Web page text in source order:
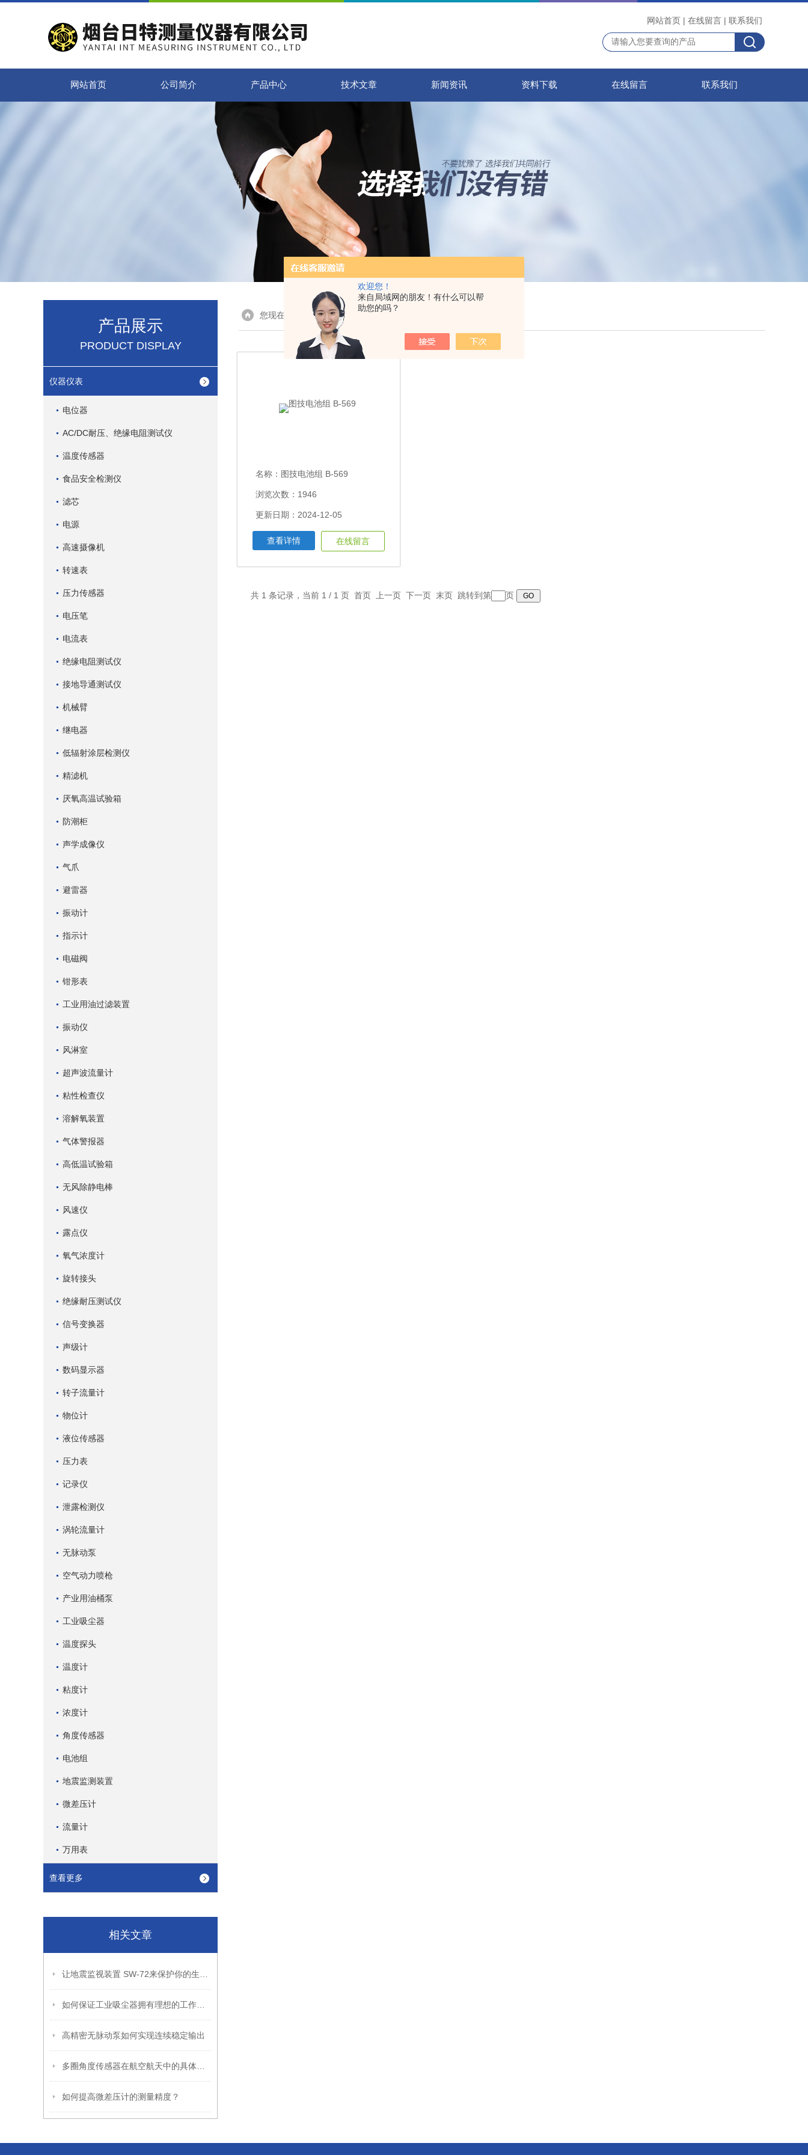
欢迎您！
来自局域网的朋友！有什么可以帮
助您的吗？
网站首页 | 在线留言 | 联系我们
网站首页 公司简介 产品中心 技术文章 新闻资讯 资料下载 在线留言 联系我们
产品展示
PRODUCT DISPLAY
仪器仪表
电位器
AC/DC耐压、绝缘电阻测试仪
温度传感器
食品安全检测仪
滤芯
电源
高速摄像机
转速表
压力传感器
电压笔
电流表
绝缘电阻测试仪
接地导通测试仪
机械臂
继电器
低辐射涂层检测仪
精滤机
厌氧高温试验箱
防潮柜
声学成像仪
气爪
避雷器
振动计
指示计
电磁阀
钳形表
工业用油过滤装置
振动仪
风淋室
超声波流量计
粘性检查仪
溶解氧装置
气体警报器
高低温试验箱
无风除静电棒
风速仪
露点仪
氧气浓度计
旋转接头
绝缘耐压测试仪
信号变换器
声级计
数码显示器
转子流量计
物位计
液位传感器
压力表
记录仪
泄露检测仪
涡轮流量计
无脉动泵
空气动力喷枪
产业用油桶泵
工业吸尘器
温度探头
温度计
粘度计
浓度计
角度传感器
电池组
地震监测装置
微差压计
流量计
万用表
查看更多
相关文章
高精密无脉动泵如何实现连续稳定输出
如何提高微差压计的测量精度？
您现在的位置：首页> 产品展示 > 仪器仪表
名称： 图技电池组 B-569
浏览次数：1946
更新日期：2024-12-05
查看详情 在线留言
共 1 条记录，当前 1 / 1 页 首页 上一页 下一页 末页 跳转到第 页